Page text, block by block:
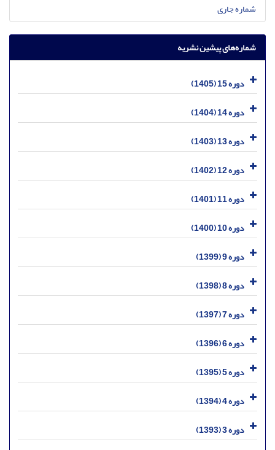
شماره جاری
شماره‌های پیشین نشریه
دوره 15 (1405)
دوره 14 (1404)
دوره 13 (1403)
دوره 12 (1402)
دوره 11 (1401)
دوره 10 (1400)
دوره 9 (1399)
دوره 8 (1398)
دوره 7 (1397)
دوره 6 (1396)
دوره 5 (1395)
دوره 4 (1394)
دوره 3 (1393)